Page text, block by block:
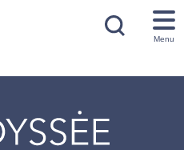
Menu